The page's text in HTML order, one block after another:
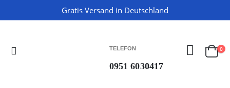
Gratis Versand in Deutschland
TELEFON
0951 6030417
0